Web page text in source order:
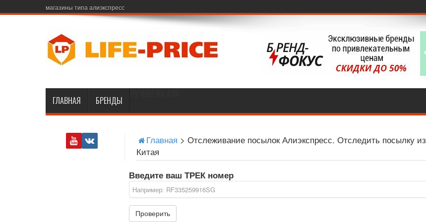
магазины типа алиэкспресс
ГЛАВНАЯ БРЕНДЫ
Главная > Отслеживание посылок Алиэкспресс. Отследить посылку из
Китая
Введите ваш ТРЕК номер
Проверить